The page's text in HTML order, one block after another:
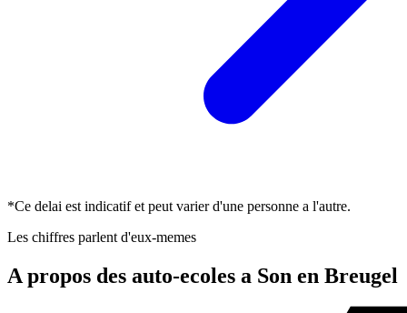
*Ce delai est indicatif et peut varier d'une personne a l'autre.
Les chiffres parlent d'eux-memes
A propos des auto-ecoles a Son en Breugel